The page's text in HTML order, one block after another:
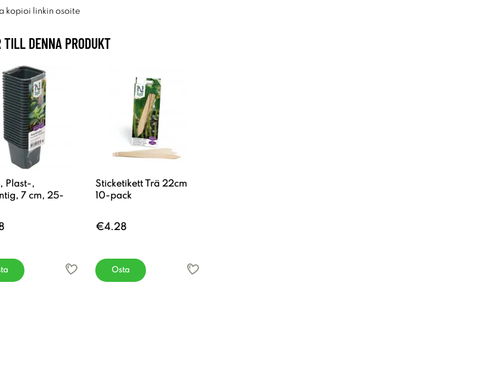
kopioi linkin osoite
TILL DENNA PRODUKT
Plast-,
7 cm, 25-
Sticketikett Trä 22cm
10-pack
€4.28
Osta